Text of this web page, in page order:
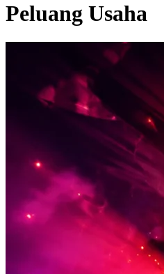
Peluang Usaha